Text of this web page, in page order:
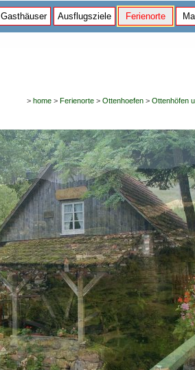
Ausflugsziele Ferienorte
> home> Ferienorte> Ottenhoefen> Ottenhöfen